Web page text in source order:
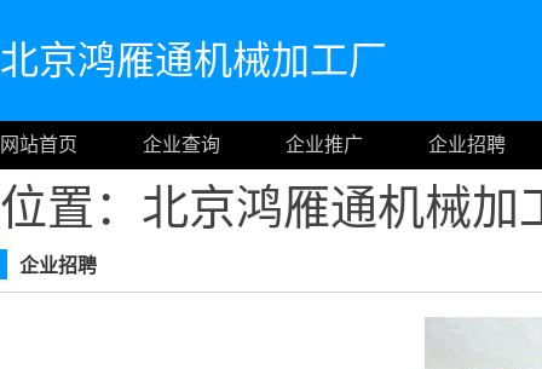
北京鸿雁通机械加工厂
网站首页 企业查询 企业推广 企业招聘
位置：北京鸿雁通机械加
企业招聘